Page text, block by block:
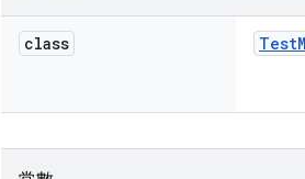
class Test